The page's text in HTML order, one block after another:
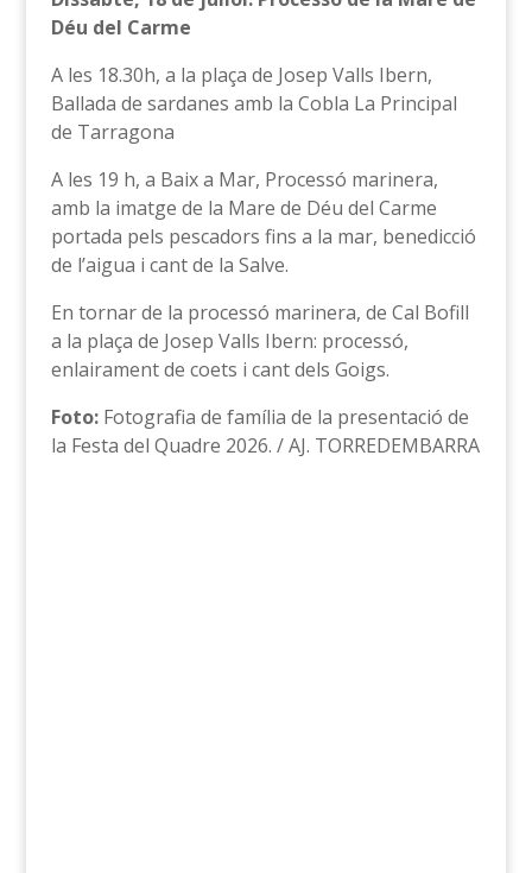
Déu del Carme
A les 18.30h, a la plaça de Josep Valls Ibern,
Ballada de sardanes amb la Cobla La Principal
de Tarragona
A les 19 h, a Baix a Mar, Processó marinera,
amb la imatge de la Mare de Déu del Carme
portada pels pescadors fins a la mar, benedicció
de l’aigua i cant de la Salve.
En tornar de la processó marinera, de Cal Bofill
a la plaça de Josep Valls Ibern: processó,
enlairament de coets i cant dels Goigs.
Foto:Fotografia de família de la presentació de
la Festa del Quadre 2026. / AJ. TORREDEMBARRA